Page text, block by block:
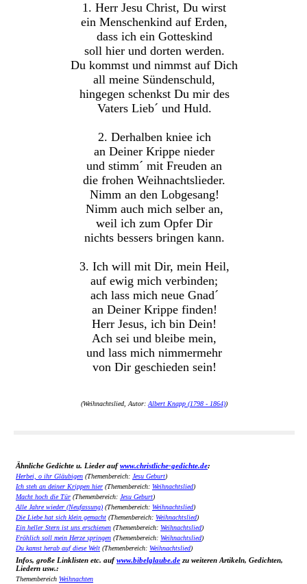
1. Herr Jesu Christ, Du wirst
ein Menschenkind auf Erden,
dass ich ein Gotteskind
soll hier und dorten werden.
Du kommst und nimmst auf Dich
all meine Sündenschuld,
hingegen schenkst Du mir des
Vaters Lieb´ und Huld.
2. Derhalben kniee ich
an Deiner Krippe nieder
und stimm´ mit Freuden an
die frohen Weihnachtslieder.
Nimm an den Lobgesang!
Nimm auch mich selber an,
weil ich zum Opfer Dir
nichts bessers bringen kann.
3. Ich will mit Dir, mein Heil,
auf ewig mich verbinden;
ach lass mich neue Gnad´
an Deiner Krippe finden!
Herr Jesus, ich bin Dein!
Ach sei und bleibe mein,
und lass mich nimmermehr
von Dir geschieden sein!
(Weihnachtslied, Autor:Albert Knapp (1798 - 1864))
Ähnliche Gedichte u. Lieder aufwww.christliche-gedichte.de:
Herbei, o ihr Gläubigen (Themenbereich: Jesu Geburt)
Ich steh an deiner Krippen hier (Themenbereich: Weihnachtslied)
Macht hoch die Tür (Themenbereich: Jesu Geburt)
Alle Jahre wieder (Neufassung) (Themenbereich: Weihnachtslied)
Die Liebe hat sich klein gemacht (Themenbereich: Weihnachtslied)
Ein heller Stern ist uns erschienen (Themenbereich: Weihnachtslied)
Fröhlich soll mein Herze springen (Themenbereich: Weihnachtslied)
Du kamst herab auf diese Welt (Themenbereich: Weihnachtslied)
Infos, große Linklisten etc. aufwww.bibelglaube.de zu weiteren Artikeln, Gedichten,
Liedern usw.:
Themenbereich Weihnachten